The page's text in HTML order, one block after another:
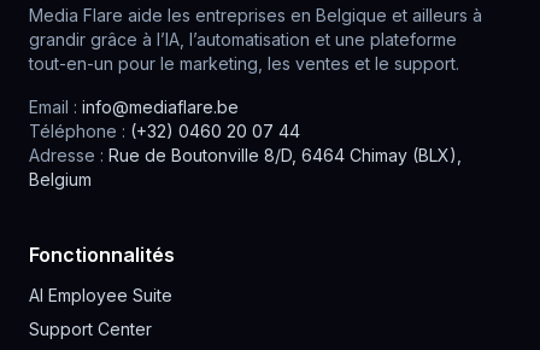
Media Flare aide les entreprises en Belgique et ailleurs à
grandir grâce à l’IA, l’automatisation et une plateforme
tout-en-un pour le marketing, les ventes et le support.
Email : info@mediaflare.be
Téléphone : (+32) 0460 20 07 44
Adresse : Rue de Boutonville 8/D, 6464 Chimay (BLX),
Belgium
Fonctionnalités
AI Employee Suite
Support Center